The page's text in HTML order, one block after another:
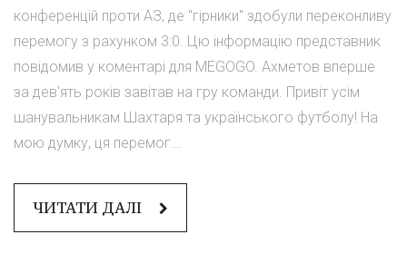
конференцій проти АЗ, де "гірники" здобули переконливу
перемогу з рахунком 3:0. Цю інформацію представник
повідомив у коментарі для MEGOGO. Ахметов вперше
за дев'ять років завітав на гру команди. Привіт усім
шанувальникам Шахтаря та українського футболу! На
мою думку, ця перемог...
ЧИТАТИ ДАЛІ